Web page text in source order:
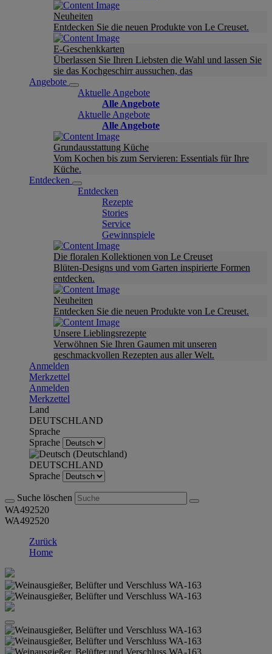
Neuheiten
Entdecken Sie die neuen Produkte von Le Creuset.
E-Geschenkkarten
Überlassen Sie Ihren Liebsten die Wahl und lassen Sie
sie das Kochgeschirr aussuchen, das
Angebote
Aktuelle Angebote
Alle Angebote
Aktuelle Angebote
Alle Angebote
Grundausstattung Küche
Vom Kochen bis zum Servieren: Essentials für Ihre
Küche.
Entdecken
Entdecken
Rezepte
Stories
Service
Gewinnspiele
Die floralen Kollektionen von Le Creuset
Blüten-Designs und vom Garten inspirierte Formen
entdecken.
Neuheiten
Entdecken Sie die neuen Produkte von Le Creuset.
Unsere Lieblingsrezepte
Verwöhnen Sie Ihren Gaumen mit unseren
geschmackvollen Rezepten aus aller Welt.
Anmelden
Merkzettel
Anmelden
Merkzettel
Land
DEUTSCHLAND
Sprache
Sprache
DEUTSCHLAND
Sprache
Suche löschen
WA492520
WA492520
Zurück
Home